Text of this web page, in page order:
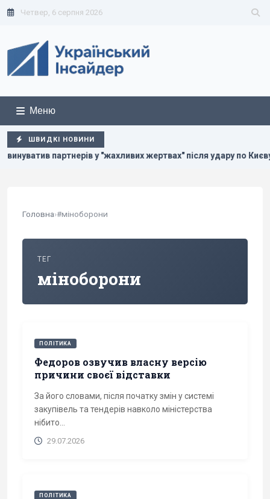
Четвер, 6 серпня 2026
Меню
ШВИДКІ НОВИНИ
"жахливих жертвах" після удару по Києву, – WP Чотири
Головна›#міноборони
ТЕГ
міноборони
ПОЛІТИКА
Федоров озвучив власну версію
причини своєї відставки
За його словами, після початку змін у системі
закупівель та тендерів навколо міністерства
нібито...
29.07.2026
ПОЛІТИКА